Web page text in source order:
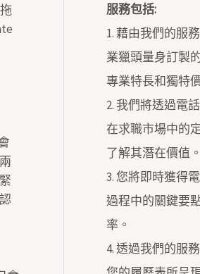
服務包括:
1. 藉由我們的服
業獵頭量身訂製
專業特長和獨特
2. 我們將透過電
在求職市場中的
了解其潛在價值。
3. 您將即時獲得
過程中的關鍵要
率。
4. 透過我們的服